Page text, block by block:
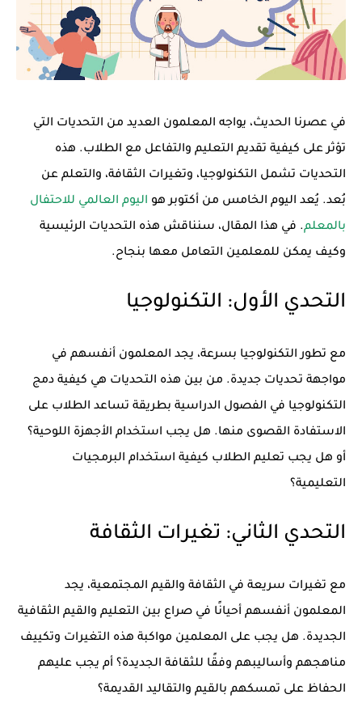
في عصرنا الحديث، يواجه المعلمون العديد من التحديات التي
تؤثر على كيفية تقديم التعليم والتفاعل مع الطلاب. هذه
التحديات تشمل التكنولوجيا، وتغيرات الثقافة، والتعلم عن
بُعد. يُعد اليوم الخامس من أكتوبر هو اليوم العالمي للاحتفال
بالمعلم. في هذا المقال، سنناقش هذه التحديات الرئيسية
وكيف يمكن للمعلمين التعامل معها بنجاح.
التحدي الأول: التكنولوجيا
مع تطور التكنولوجيا بسرعة، يجد المعلمون أنفسهم في
مواجهة تحديات جديدة. من بين هذه التحديات هي كيفية دمج
التكنولوجيا في الفصول الدراسية بطريقة تساعد الطلاب على
الاستفادة القصوى منها. هل يجب استخدام الأجهزة اللوحية؟
أو هل يجب تعليم الطلاب كيفية استخدام البرمجيات
التعليمية؟
التحدي الثاني: تغيرات الثقافة
مع تغيرات سريعة في الثقافة والقيم المجتمعية، يجد
المعلمون أنفسهم أحيانًا في صراع بين التعليم والقيم الثقافية
الجديدة. هل يجب على المعلمين مواكبة هذه التغيرات وتكييف
مناهجهم وأساليبهم وفقًا للثقافة الجديدة؟ أم يجب عليهم
الحفاظ على تمسكهم بالقيم والتقاليد القديمة؟